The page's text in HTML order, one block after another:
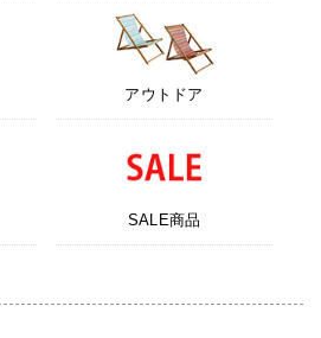
アウトドア
SALE商品